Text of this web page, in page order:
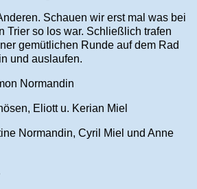
Schauen wir erst mal was bei
Trier so los war. Schließlich trafen
gemütlichen Runde auf dem Rad
und auslaufen.
Normandin
Eliott u. Kerian Miel
Normandin, Cyril Miel und Anne